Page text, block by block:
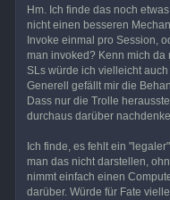
Hm. Ich finde das noch
nicht einen besseren
Invoke einmal pro Session,
man invoked? Kenn mich
SLs würde ich vielleicht
Generell gefällt mir die
Dass nur die Trolle
durchaus darüber
Ich finde, es fehlt ein
man das nicht darstellen,
nimmt einfach einen
darüber. Würde für Fate